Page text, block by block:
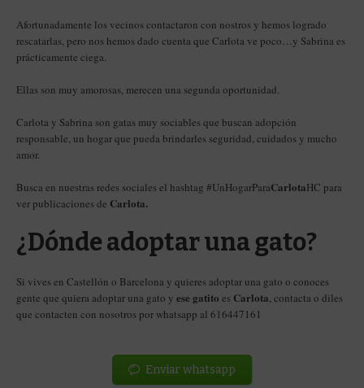
Afortunadamente los vecinos contactaron con nostros y hemos logrado
rescatarlas, pero nos hemos dado cuenta que Carlota ve poco…y Sabrina es
prácticamente ciega.
Ellas son muy amorosas, merecen una segunda oportunidad.
Carlota y Sabrina son gatas muy sociables que buscan adopción
responsable, un hogar que pueda brindarles seguridad, cuidados y mucho
amor.
Busca en nuestras redes sociales el hashtag #UnHogarParaCarlotaHC para
ver publicaciones de Carlota.
¿Dónde adoptar una gato?
Si vives en Castellón o Barcelona y quieres adoptar una gato o conoces
gente que quiera adoptar una gato y ese gatito es Carlota , contacta o diles
que contacten con nosotros por whatsapp al 616447161
Enviar whatsapp